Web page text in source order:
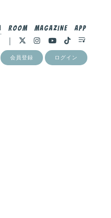
Room MAGAZINE App
会員登録 ログイン